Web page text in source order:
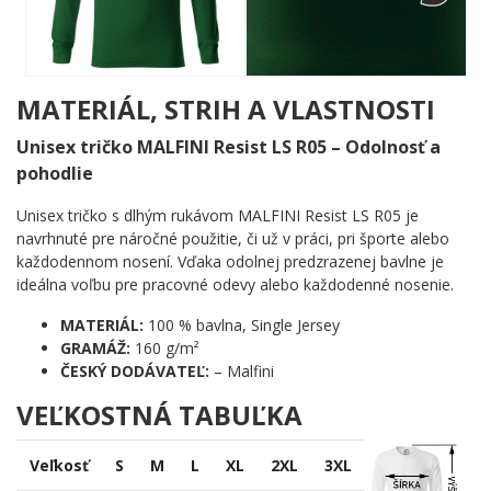
energie. Oranžová farba postavy ostro kontrastuje s tmavou
grafikou textu a výsledok pôsobí živo, dynamicky a s
prirodzenou eleganciou. Žiadna zbytočná ozdoba – len čistý,
silný odkaz pre každého milovníka jazdy na bicykli.
Komu urobí radosť?
🔥 Vášnivým cyklistom, ktorí jazdia za každého počasia a
nepotrebujú výhovorku
💪 Pretekárom aj rekreačným jazdcom, ktorí jednoducho
milujú pohyb na dvoch kolesách
🎯 Každému, kto hľadá výrazný motív s osobitým
vyjadrením svojho koníčka
🌟 Priateľom a rodine ako pozornosť pre toho, kto bicykel
jednoducho zbožňuje
Šliapaj ďalej a ukáž svetu, čo ťa poháňa. Pridaj tento motív do
a zreteľne! ✨
MATERIÁL, STRIH A VLASTNOSTI
Unisex tričko MALFINI Resist LS R05 – Odolnosť a
pohodlie
Unisex tričko s dlhým rukávom MALFINI Resist LS R05 je
navrhnuté pre náročné použitie, či už v práci, pri športe alebo
každodennom nosení. Vďaka odolnej predzrazenej bavlne je
ideálna voľbu pre pracovné odevy alebo každodenné nosenie.
MATERIÁL: 100 % bavlna, Single Jersey
GRAMÁŽ: 160 g/m²
ČESKÝ DODÁVATEĽ: – Malfini
VEĽKOSTNÁ TABUĽKA
Veľkosť S M L XL 2XL 3XL